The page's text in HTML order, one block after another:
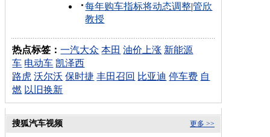
每年购车指标将动态调整|管欣
教授
热点标签：一汽大众 本田 油价上涨 新能源
车 电动车 凯泽西
路虎 沃尔沃 保时捷 丰田召回 比亚迪 停车费 自
燃 以旧换新
更多 >>
搜狐汽车视频